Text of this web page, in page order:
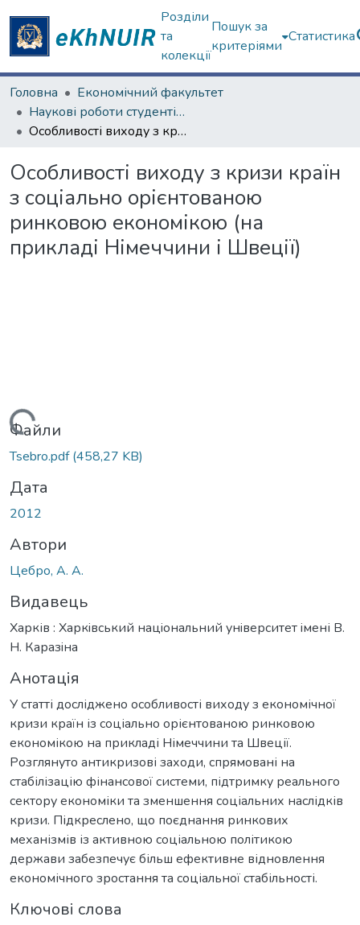
Розділи
та
колекції
Пошук за
критеріями
Статистика
Головна
Економічний факультет
Наукові роботи студентів та аспірантів. Економічний факультет
Особливості виходу з кризи країн з соціально орієнтованою ринковою економікою (на прикладі Німеччини і Швеції)
Особливості виходу з кризи країн
з соціально орієнтованою
ринковою економікою (на
прикладі Німеччини і Швеції)
Файли
Tsebro.pdf(458,27 KB)
Дата
2012
Автори
Цебро, А. А.
Видавець
Харків : Харкiвський нацiональний унiверситет iмені В.
Н. Каразiна
Анотація
У статті досліджено особливості виходу з економічної
кризи країн із соціально орієнтованою ринковою
економікою на прикладі Німеччини та Швеції.
Розглянуто антикризові заходи, спрямовані на
стабілізацію фінансової системи, підтримку реального
сектору економіки та зменшення соціальних наслідків
кризи. Підкреслено, що поєднання ринкових
механізмів із активною соціальною політикою
держави забезпечує більш ефективне відновлення
економічного зростання та соціальної стабільності.
Ключові слова